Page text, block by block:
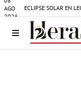
AGO
2026
ECLIPSE SOLAR EN